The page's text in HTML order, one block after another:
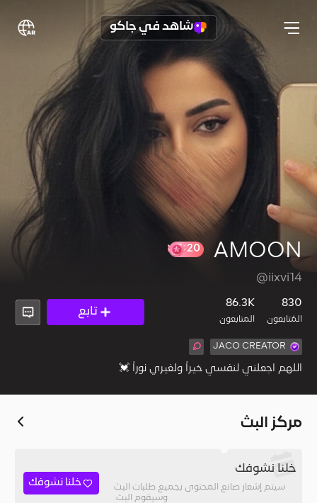
شاهد في جاكو
AMOON
@iixvi14
830
المُتابعون
86.3K
المتابعون
تابع
JACO CREATOR
‏اللهم اجعلني لنفسي خيراً ولغيري نوراً 💓
مركز البث
خلنا نشوفك
سيتم إشعار صانع المحتوى بجميع طلبات البث
وسيقوم البث.
خلنا نشوفك